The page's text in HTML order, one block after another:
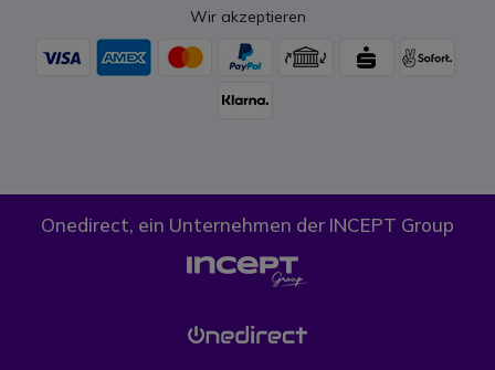
Wir akzeptieren
Onedirect, ein Unternehmen der INCEPT Group